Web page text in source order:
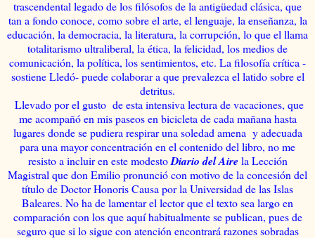
trascendental legado de los filósofos de la antigüedad clásica, que
tan a fondo conoce, como sobre el arte, el lenguaje, la enseñanza, la
educación, la democracia, la literatura, la corrupción, lo que el llama
totalitarismo ultraliberal, la ética, la felicidad, los medios de
comunicación, la política, los sentimientos, etc. La filosofía crítica -
sostiene Lledó- puede colaborar a que prevalezca el latido sobre el
detritus.
Llevado por el gusto de esta intensiva lectura de vacaciones, que
me acompañó en mis paseos en bicicleta de cada mañana hasta
lugares donde se pudiera respirar una soledad amena y adecuada
para una mayor concentración en el contenido del libro, no me
resisto a incluir en este modestoDiario del Airela Lección
Magistral que don Emilio pronunció con motivo de la concesión del
título de Doctor Honoris Causa por la Universidad de las Islas
Baleares. No ha de lamentar el lector que el texto sea largo en
comparación con los que aquí habitualmente se publican, pues de
seguro que si lo sigue con atención encontrará razones sobradas